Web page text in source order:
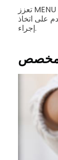
تعزز MENU TIGER العلامة التجارية لمطعمك من خلال السماح لك بتخصيص قائمة رمز الاستجابة السريعة التي لا
على اتخاذ
إجراء.
مخصص